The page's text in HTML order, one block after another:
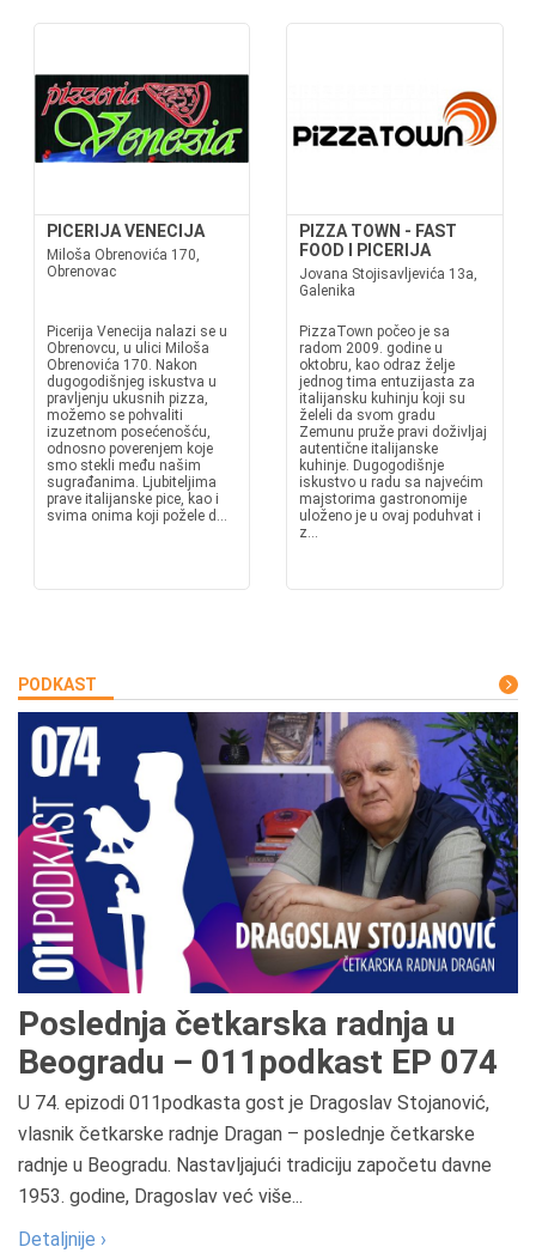
PICERIJA VENECIJA
Miloša Obrenovića 170,
Obrenovac
Picerija Venecija nalazi se u
Obrenovcu, u ulici Miloša
Obrenovića 170. Nakon
dugogodišnjeg iskustva u
pravljenju ukusnih pizza,
možemo se pohvaliti
izuzetnom posećenošću,
odnosno poverenjem koje
smo stekli među našim
sugrađanima. Ljubiteljima
prave italijanske pice, kao i
svima onima koji požele d...
PIZZA TOWN - FAST
FOOD I PICERIJA
Jovana Stojisavljevića 13a,
Galenika
PizzaTown počeo je sa
radom 2009. godine u
oktobru, kao odraz želje
jednog tima entuzijasta za
italijansku kuhinju koji su
želeli da svom gradu
Zemunu pruže pravi doživljaj
autentične italijanske
kuhinje. Dugogodišnje
iskustvo u radu sa najvećim
majstorima gastronomije
uloženo je u ovaj poduhvat i
z...
PODKAST
Poslednja četkarska radnja u
Beogradu – 011podkast EP 074
U 74. epizodi 011podkasta gost je Dragoslav Stojanović,
vlasnik četkarske radnje Dragan – poslednje četkarske
radnje u Beogradu. Nastavljajući tradiciju započetu davne
1953. godine, Dragoslav već više...
Detaljnije ›